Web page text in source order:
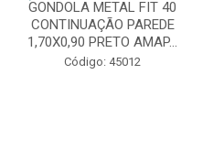
GONDOLA METAL FIT 40
CONTINUAÇÃO PAREDE
1,70X0,90 PRETO AMAP...
Código: 45012